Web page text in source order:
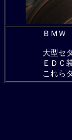
ＢＭＷ
大型セ
ＥＤＣ
これら